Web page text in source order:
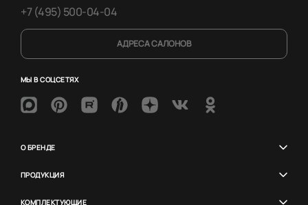
+7 (495) 500-04-04
АДРЕСА САЛОНОВ
МЫ В СОЦСЕТЯХ
О БРЕНДЕ
ПРОДУКЦИЯ
КОМПЛЕКТУЮЩИЕ